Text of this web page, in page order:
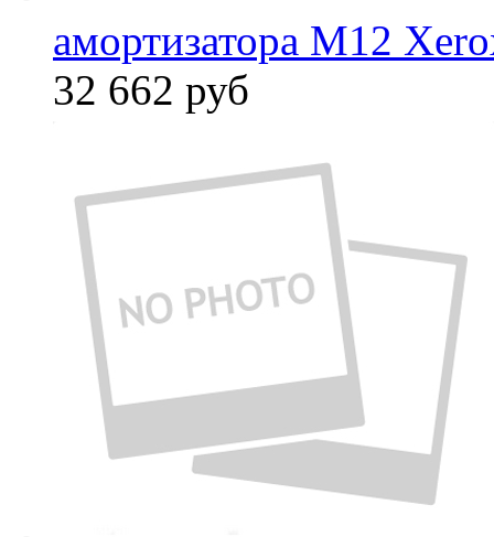
амортизатора М12
32 662 руб